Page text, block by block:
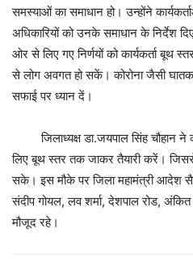
समस्याओं का समाधान हो। उन्होंने
अधिकारियों को उनके समाधान के निर्देश
ओर से लिए गए निर्णयों को कार्यकर्ता बूथ
से लोग अवगत हो सकें। कोरोना जैसी
सफाई पर ध्यान दें।
जिलाध्यक्ष डा.जयपाल सिंह चौहान ने
लिए बूथ स्तर तक जाकर तैयारी करें।
सके। इस मौके पर जिला महामंत्री आदेश
संदीप गोयल, लव शर्मा, देशपाल रोड,
मौजूद रहे।